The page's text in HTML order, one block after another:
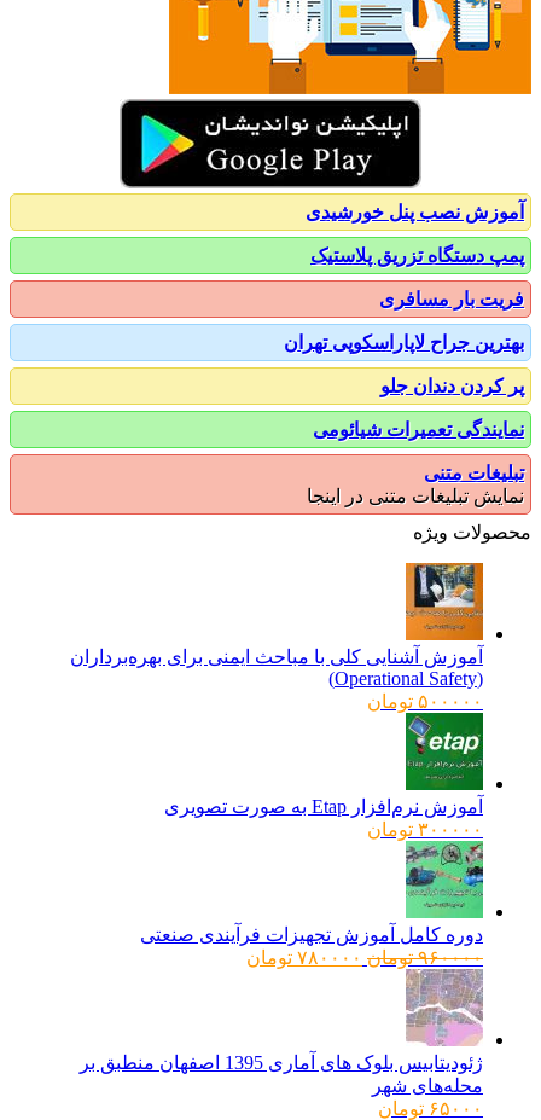
نصب پنل خورشیدی
دستگاه تزریق پلاستیک
بار مسافری
جراح لاپاراسکوپی تهران
دندان جلو
تعمیرات شیائومی
متنی
تبلیغات متنی در اینجا
ویژه
آموزش آشنایی کلی با مباحث ایمنی برای بهره‌برداران
۵۰۰۰۰۰ تومان
آموزش نرم‌افزار Etap به صورت تصویری
۳۰۰۰۰۰ تومان
دوره کامل آموزش تجهیزات فرآیندی صنعتی
۹۶۰۰۰۰ تومانقیمت
۷۸۰۰۰۰ تومانقیمت
ژئودیتابیس بلوک های آماری 1395 اصفهان منطبق بر
محله‌های شهر
۶۵۰۰۰ تومان